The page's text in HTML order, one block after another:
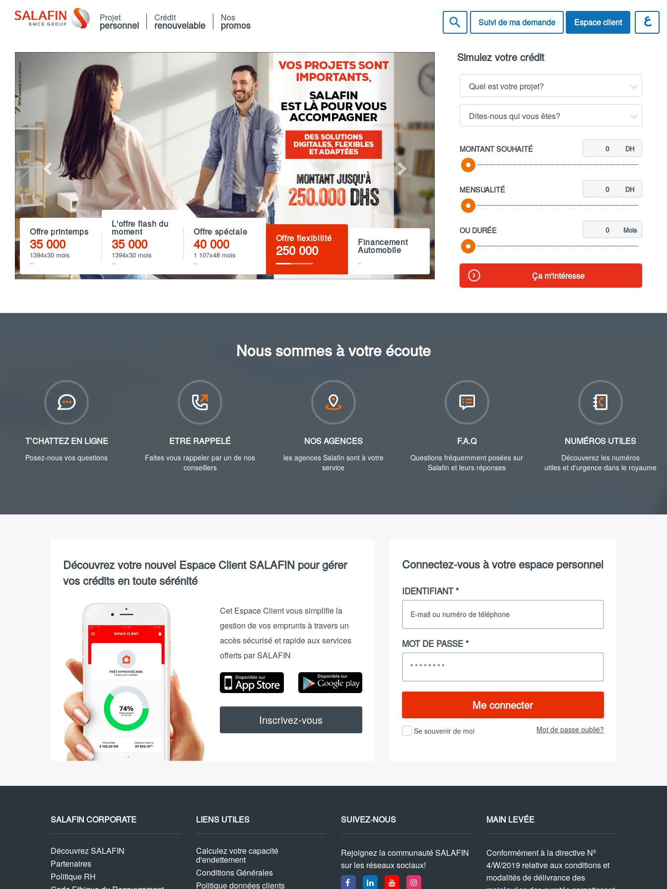
contenu
principal
Projet
personnel
Crédit
renouvelable
Nos
promos Suivi de ma demande Espace client
search
Offre printemps
35 000
1394x30 mois
L'offre flash du
moment
35 000
1394x30 mois
Offre spéciale
40 000
1 107x48 mois
Offre flexibilité
250 000 Financement
Automobile
Previous Next Simulez votre crédit
Quel est votre projet?
Dites-nous qui vous êtes?
MONTANT SOUHAITÉ DH
MENSUALITÉ DH
OU DURÉE Mois
Ça m'intéresse
Nous sommes à votre écoute
T’CHATTEZ EN LIGNE
Posez-nous vos questions
ETRE RAPPELÉ
Faites vous rappeler par un de nos
conseillers
NOS AGENCES
les agences Salafin sont à votre
service
F.A.Q
Questions fréquemment posées sur
Salafin et leurs réponses
NUMÉROS UTILES
Découverez les numéros
utiles et d'urgence dans le royaume
Découvrez votre nouvel Espace Client SALAFIN pour gérer
vos crédits en toute sérénité
Cet Espace Client vous simplifie la
gestion de vos emprunts à travers un
accès sécurisé et rapide aux services
offerts par SALAFIN
App
Store
Google
Play
Inscrivez-vous
Connectez-vous à votre espace personnel
IDENTIFIANT *
MOT DE PASSE *
Se souvenir de moi Mot de passe oublié?
SALAFIN CORPORATE
Découvrez SALAFIN
Partenaires
Politique RH
LIENS UTILES
Calculez votre capacité
d'endettement
Conditions Générales
Politique données clients
SUIVEZ-NOUS
Rejoignez la communauté SALAFIN
sur les réseaux sociaux!
MAIN LEVÉE
Conformément à la directive Nº
4/W/2019 relative aux conditions et
modalités de délivrance des